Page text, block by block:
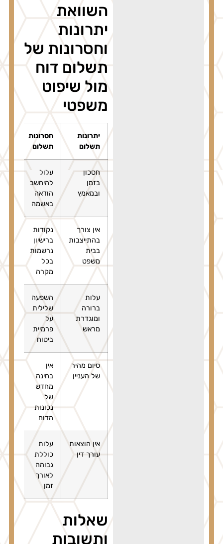
השוואת
יתרונות
וחסרונות של
תשלום דוח
מול שיפוט
משפטי
יתרונות
תשלום
חסרונות
תשלום
חסכון
בזמן
ובמאמץ
עלול
להיחשב
הודאה
באשמה
אין צורך
בהתייצבות
בבית
משפט
נקודות
ברישיון
נרשמות
בכל
מקרה
עלות
ברורה
ומוגדרת
מראש
השפעה
שלילית
על
פרמיית
ביטוח
סיום מהיר
של העניין
אין
בחינה
מחדש
של
נכונות
הדוח
אין הוצאות
עורך דין
עלות
כוללת
גבוהה
לאורך
זמן
ייצוג
שאלות
ותשובות